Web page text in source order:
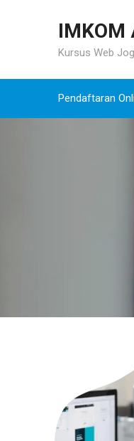
IMKOM
Kursus Web
Pendaftaran